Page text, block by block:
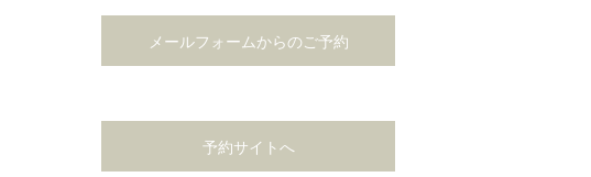
メールフォームからのご予約
予約サイトへ